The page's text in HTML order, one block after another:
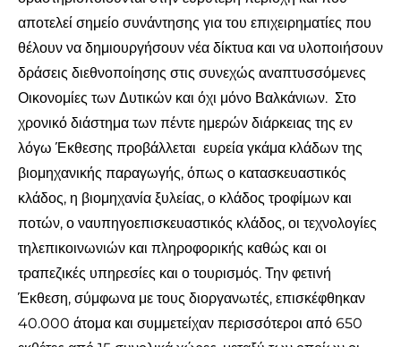
αποτελεί σημείο συνάντησης για του επιχειρηματίες που
θέλουν να δημιουργήσουν νέα δίκτυα και να υλοποιήσουν
δράσεις διεθνοποίησης στις συνεχώς αναπτυσσόμενες
Οικονομίες των Δυτικών και όχι μόνο Βαλκάνιων. Στο
χρονικό διάστημα των πέντε ημερών διάρκειας της εν
λόγω Έκθεσης προβάλλεται ευρεία γκάμα κλάδων της
βιομηχανικής παραγωγής, όπως ο κατασκευαστικός
κλάδος, η βιομηχανία ξυλείας, ο κλάδος τροφίμων και
ποτών, ο ναυπηγοεπισκευαστικός κλάδος, οι τεχνολογίες
τηλεπικοινωνιών και πληροφορικής καθώς και οι
τραπεζικές υπηρεσίες και ο τουρισμός. Την φετινή
Έκθεση, σύμφωνα με τους διοργανωτές, επισκέφθηκαν
40.000 άτομα και συμμετείχαν περισσότεροι από 650